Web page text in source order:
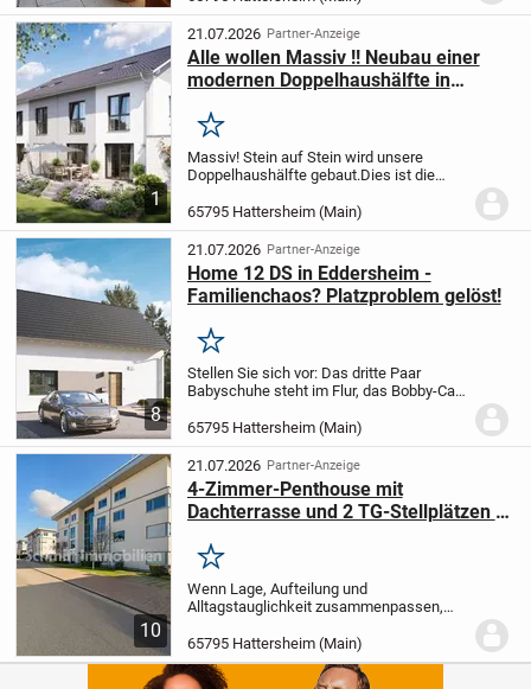
eine elegante Architektur und eine
exklusive Ausstattung schaffen...
1
21.07.2026 Partner-Anzeige
Alle wollen Massiv !! Neubau einer
modernen Doppelhaushälfte in
Hattersheim
Merken
Massiv! Stein auf Stein wird unsere
Doppelhaushälfte gebaut.Dies ist die
Bauherren wünschen.Unsere Handwerker
sind erfahrene Profis, die ihr Handwerk
schon...
65795 Hattersheim (Main)
8
21.07.2026 Partner-Anzeige
Home 12 DS in Eddersheim -
Familienchaos? Platzproblem gelöst!
Merken
Stellen Sie sich vor: Das dritte Paar
Babyschuhe steht im Flur, das Bobby-Car
eigentlich Ihr Sofa geblieben ist.
Willkommen im Club der platzsuchenden
Familien!...
65795 Hattersheim (Main)
10
21.07.2026 Partner-Anzeige
4-Zimmer-Penthouse mit
Dachterrasse und 2 TG-Stellplätzen in
Merken
Wenn Lage, Aufteilung und
Alltagstauglichkeit zusammenpassen,
entsteht ein Ort, an dem man bleibt.
4-Zimmer-Penthousewohnung mit ca. 124
m² Wohnfläche...
65795 Hattersheim (Main)